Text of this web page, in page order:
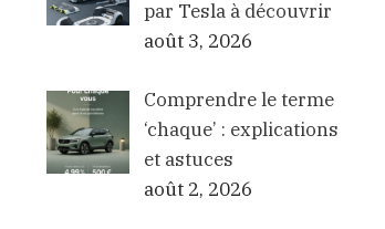
par Tesla à découvrir
août 3, 2026
Comprendre le terme
‘chaque’ : explications
et astuces
août 2, 2026